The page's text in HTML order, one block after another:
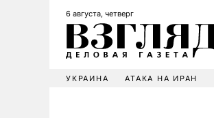
6 августа, четверг
УКРАИНА АТАКА НА ИРАН